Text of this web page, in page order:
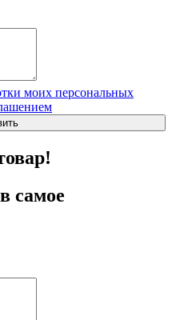
моих персональных
самое